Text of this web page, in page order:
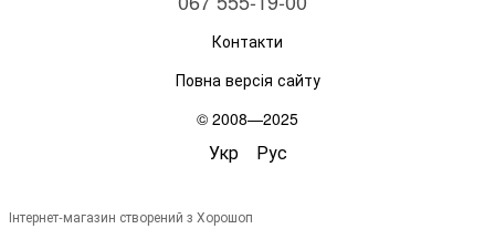
Контакти
Повна версія сайту
© 2008—2025
Укр Рус
Інтернет-магазин створений з Хорошоп